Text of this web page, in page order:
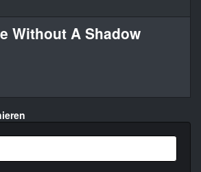
Without A Shadow